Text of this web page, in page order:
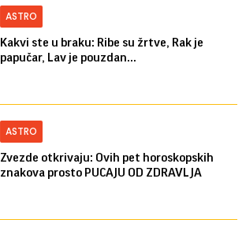
ASTRO
Kakvi ste u braku: Ribe su žrtve, Rak je
papučar, Lav je pouzdan...
ASTRO
Zvezde otkrivaju: Ovih pet horoskopskih
znakova prosto PUCAJU OD ZDRAVLJA